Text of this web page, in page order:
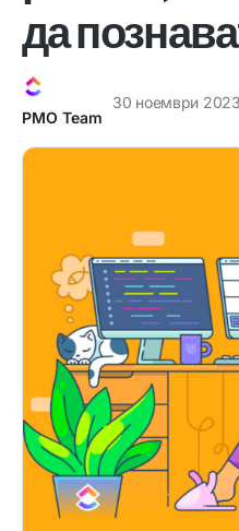
да
PMO Team
30 ноември 2023